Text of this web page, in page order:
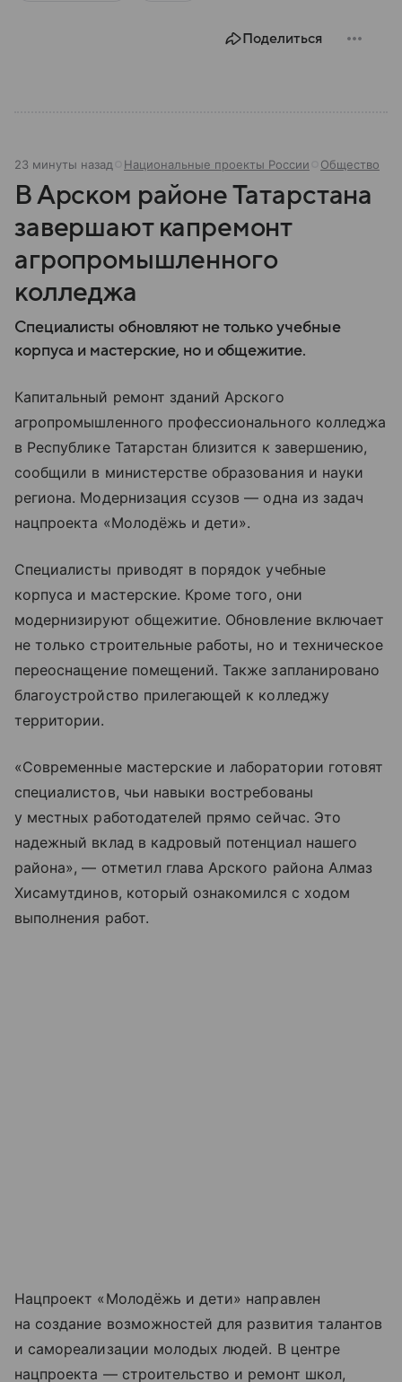
Поделиться
23 минуты назад Национальные проекты России Общество
В Арском районе Татарстана
завершают капремонт
агропромышленного
колледжа
Специалисты обновляют не только учебные
корпуса и мастерские, но и общежитие.
Капитальный ремонт зданий Арского
агропромышленного профессионального колледжа
в Республике Татарстан близится к завершению,
сообщили в министерстве образования и науки
региона. Модернизация ссузов — одна из задач
нацпроекта «Молодёжь и дети».
Специалисты приводят в порядок учебные
корпуса и мастерские. Кроме того, они
модернизируют общежитие. Обновление включает
не только строительные работы, но и техническое
переоснащение помещений. Также запланировано
благоустройство прилегающей к колледжу
территории.
«Современные мастерские и лаборатории готовят
специалистов, чьи навыки востребованы
у местных работодателей прямо сейчас. Это
надежный вклад в кадровый потенциал нашего
района», — отметил глава Арского района Алмаз
Хисамутдинов, который ознакомился с ходом
выполнения работ.
Нацпроект «Молодёжь и дети» направлен
на создание возможностей для развития талантов
и самореализации молодых людей. В центре
нацпроекта — строительство и ремонт школ,